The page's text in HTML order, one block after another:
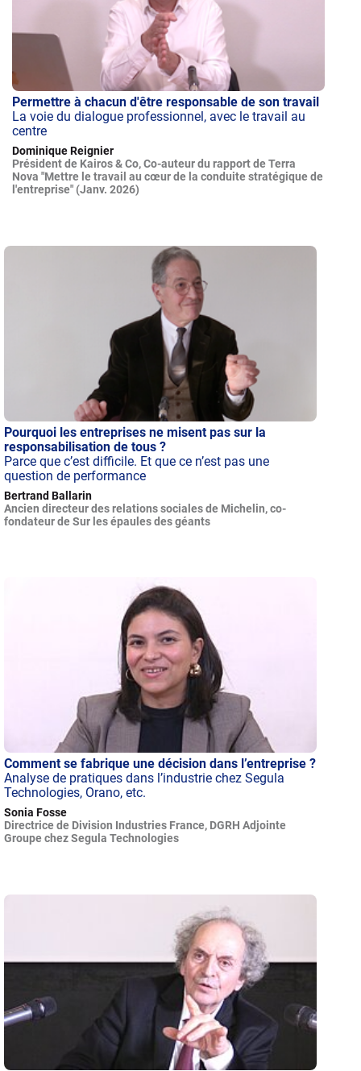
Permettre à chacun d'être responsable de son travail
La voie du dialogue professionnel, avec le travail au
centre
Dominique Reignier
Président de Kairos & Co, Co-auteur du rapport de Terra
Nova "Mettre le travail au cœur de la conduite stratégique de
l'entreprise" (Janv. 2026)
Pourquoi les entreprises ne misent pas sur la
responsabilisation de tous ?
Parce que c’est difficile. Et que ce n’est pas une
question de performance
Bertrand Ballarin
Ancien directeur des relations sociales de Michelin, co-
fondateur de Sur les épaules des géants
Comment se fabrique une décision dans l’entreprise ?
Analyse de pratiques dans l’industrie chez Segula
Technologies, Orano, etc.
Sonia Fosse
Directrice de Division Industries France, DGRH Adjointe
Groupe chez Segula Technologies